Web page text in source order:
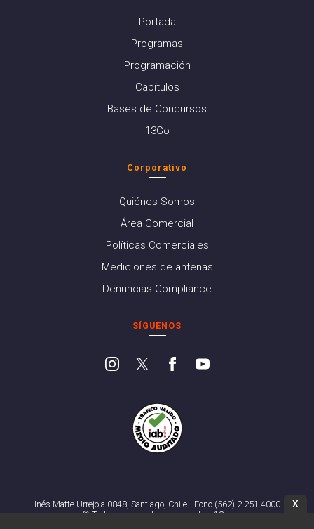
Portada
Programas
Programación
Capítulos
Bases de Concursos
13Go
Corporativo
Quiénes Somos
Área Comercial
Políticas Comerciales
Mediciones de antenas
Denuncias Compliance
SÍGUENOS
Inés Matte Urrejola 0848, Santiago, Chile - Fono (562) 2 251 4000
© Todos los derechos reservados. 13.cl
X